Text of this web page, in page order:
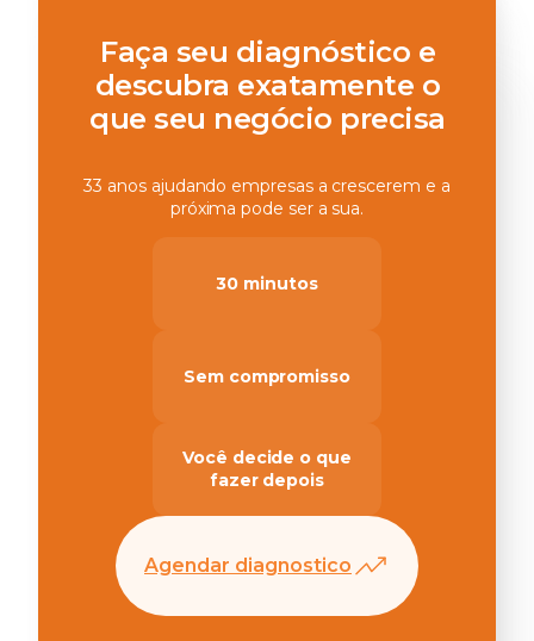
Faça seu diagnóstico e
descubra exatamente o
que seu negócio precisa
33 anos ajudando empresas a crescerem e a
próxima pode ser a sua.
30 minutos
Sem compromisso
Você decide o que
fazer depois
Agendar diagnostico